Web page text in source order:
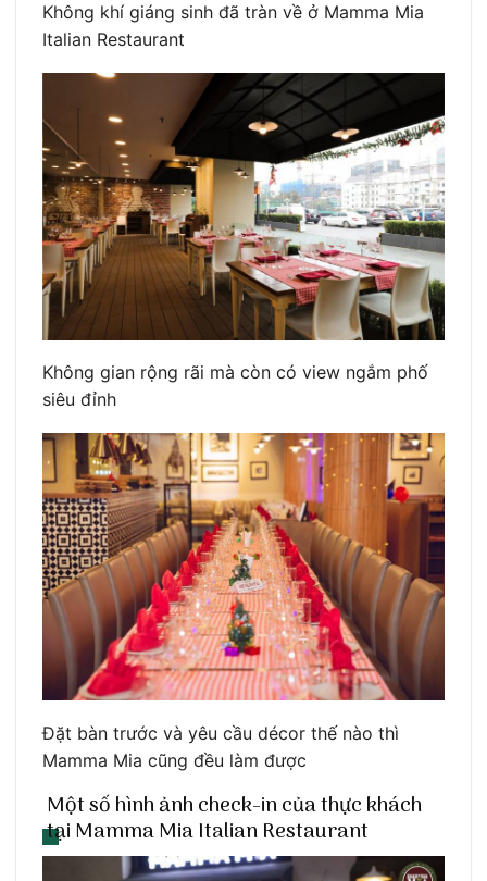
Không khí giáng sinh đã tràn về ở Mamma Mia
Italian Restaurant
Không gian rộng rãi mà còn có view ngắm phố
siêu đỉnh
Đặt bàn trước và yêu cầu décor thế nào thì
Mamma Mia cũng đều làm được
Một số hình ảnh check-in của thực khách
tại Mamma Mia Italian Restaurant